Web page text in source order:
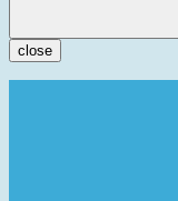
close